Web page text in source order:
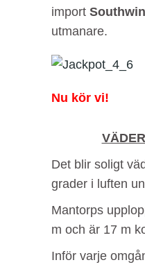
import
utmanare.
Nu kör vi!
Det blir soligt
grader i luften
Mantorps
m och är 17 m
Inför varje